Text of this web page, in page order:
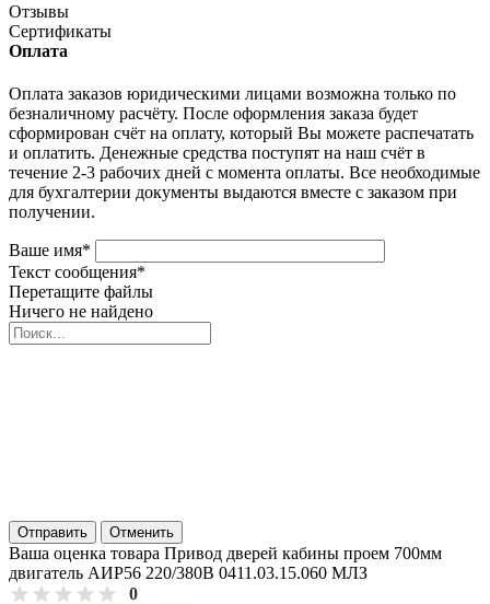
Отзывы
Сертификаты
Оплата
Оплата заказов юридическими лицами возможна только по
безналичному расчёту. После оформления заказа будет
сформирован счёт на оплату, который Вы можете распечатать
и оплатить. Денежные средства поступят на наш счёт в
течение 2-3 рабочих дней с момента оплаты. Все необходимые
для бухгалтерии документы выдаются вместе с заказом при
получении.
Ваше имя*
Текст сообщения*
Перетащите файлы
Ничего не найдено
Отправить Отменить
Ваша оценка товара Привод дверей кабины проем 700мм
двигатель АИР56 220/380В 0411.03.15.060 МЛЗ
0